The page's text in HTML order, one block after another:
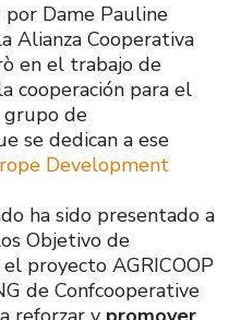
por Dame Pauline
Alianza Cooperativa
en el trabajo de
cooperación para el
grupo de
se dedican a ese
Development
ha sido presentado a
Objetivo de
proyecto AGRICOOP
de Confcooperative